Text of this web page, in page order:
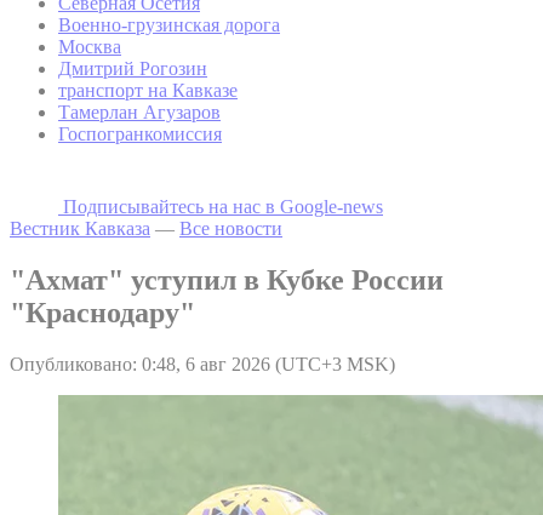
Военно-грузинская дорога
Москва
Дмитрий Рогозин
транспорт на Кавказе
Тамерлан Агузаров
Госпогранкомиссия
Подписывайтесь на наc в Google-news
Вестник Кавказа — Все новости
"Ахмат" уступил в Кубке России
"Краснодару"
Опубликовано: 0:48, 6 авг 2026 (UTC+3 MSK)